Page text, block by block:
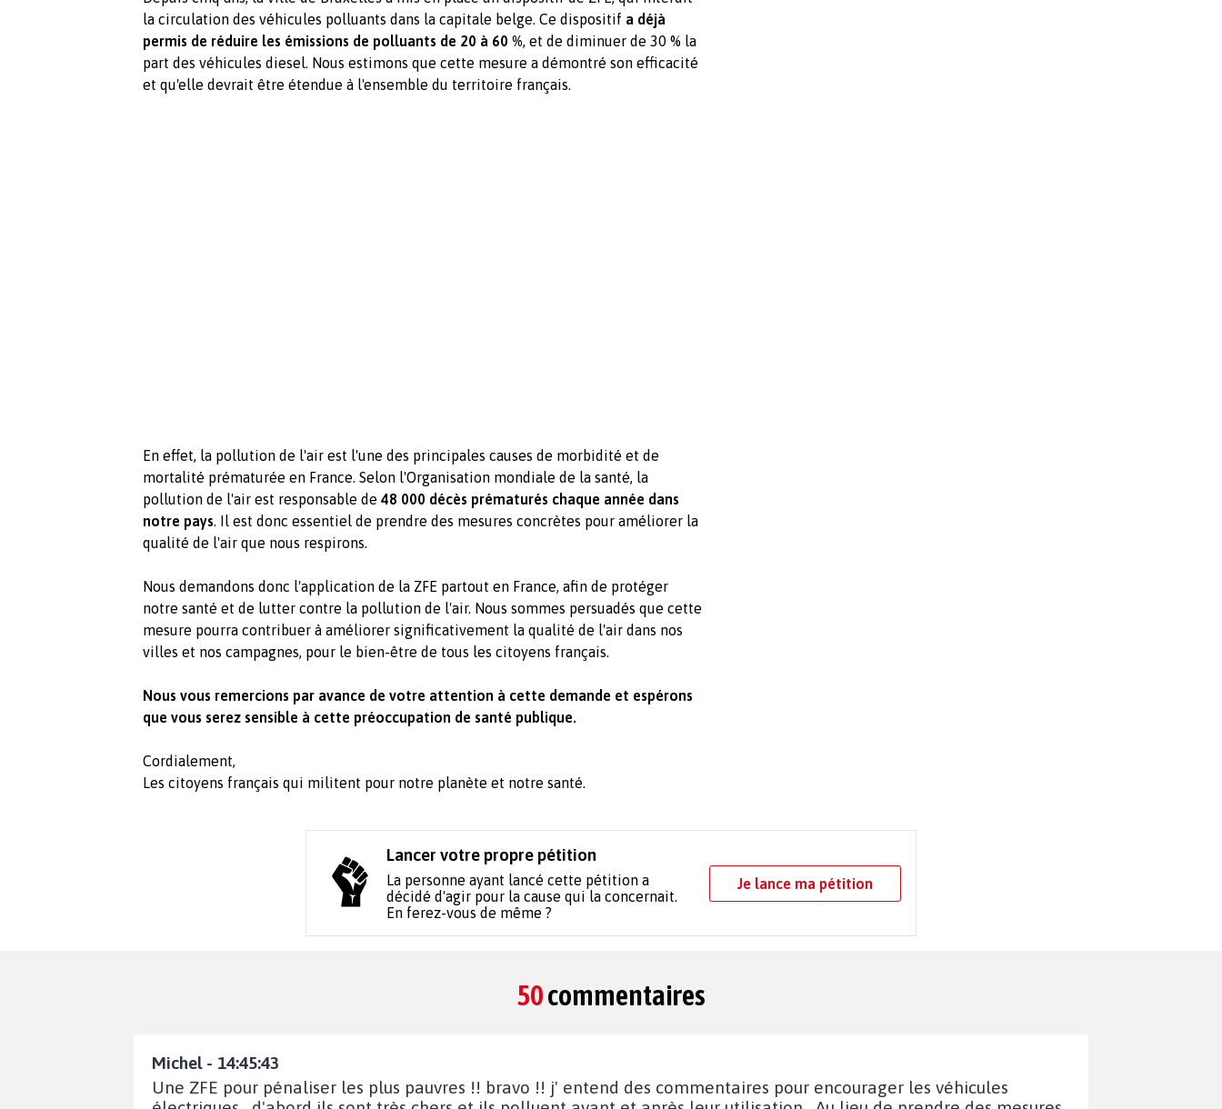
la circulation des véhicules polluants dans la capitale belge. Ce dispositif a déjà
permis de réduire les émissions de polluants de 20 à 60 %, et de diminuer de 30 % la
part des véhicules diesel. Nous estimons que cette mesure a démontré son efficacité
et qu'elle devrait être étendue à l'ensemble du territoire français.
En effet, la pollution de l'air est l'une des principales causes de morbidité et de
mortalité prématurée en France. Selon l'Organisation mondiale de la santé, la
pollution de l'air est responsable de 48 000 décès prématurés chaque année dans
notre pays. Il est donc essentiel de prendre des mesures concrètes pour améliorer la
qualité de l'air que nous respirons.
Nous demandons donc l'application de la ZFE partout en France, afin de protéger
notre santé et de lutter contre la pollution de l'air. Nous sommes persuadés que cette
mesure pourra contribuer à améliorer significativement la qualité de l'air dans nos
villes et nos campagnes, pour le bien-être de tous les citoyens français.
Nous vous remercions par avance de votre attention à cette demande et espérons
que vous serez sensible à cette préoccupation de santé publique.
Cordialement,
Les citoyens français qui militent pour notre planète et notre santé.
Lancer votre propre pétition
La personne ayant lancé cette pétition a
décidé d'agir pour la cause qui la concernait.
En ferez-vous de même ?
Je lance ma pétition
50commentaires
Michel - 14:45:43
Une ZFE pour pénaliser les plus pauvres !! bravo !! j' entend des commentaires pour encourager les véhicules